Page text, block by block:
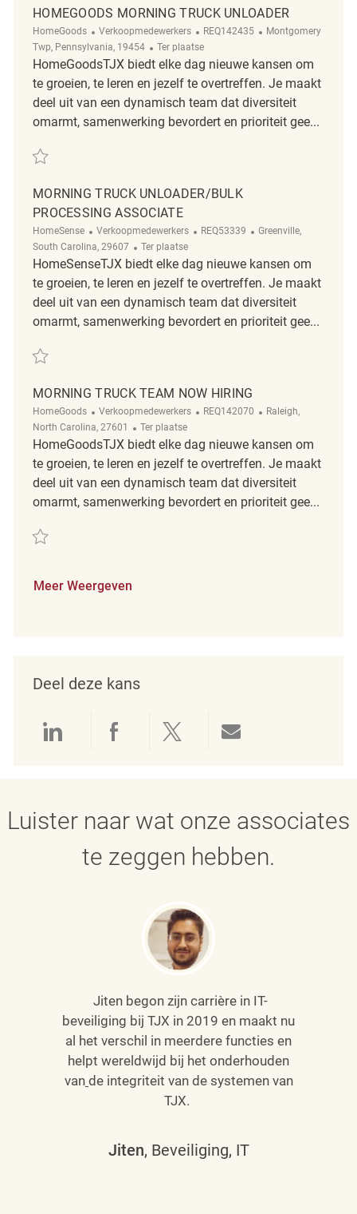
HOMEGOODS MORNING TRUCK UNLOADER
HomeGoods Categorie
Verkoopmedewerkers ReqId
REQ142435 Plaats
Montgomery
Twp, Pennsylvania, 19454
Afgelegen
Ter plaatse
HomeGoodsTJX biedt elke dag nieuwe kansen om
te groeien, te leren en jezelf te overtreffen. Je maakt
deel uit van een dynamisch team dat diversiteit
omarmt, samenwerking bevordert en prioriteit gee...
Redden HomeGoods Morning truck unloader REQ142435
MORNING TRUCK UNLOADER/BULK
PROCESSING ASSOCIATE
HomeSense Categorie
Verkoopmedewerkers ReqId
REQ53339 Plaats
Greenville,
South Carolina, 29607
Afgelegen
Ter plaatse
HomeSenseTJX biedt elke dag nieuwe kansen om
te groeien, te leren en jezelf te overtreffen. Je maakt
deel uit van een dynamisch team dat diversiteit
omarmt, samenwerking bevordert en prioriteit gee...
Redden Morning Truck Unloader/Bulk Processing Associate REQ53339
MORNING TRUCK TEAM NOW HIRING
HomeGoods Categorie
Verkoopmedewerkers ReqId
REQ142070 Plaats
Raleigh,
North Carolina, 27601
Afgelegen
Ter plaatse
HomeGoodsTJX biedt elke dag nieuwe kansen om
te groeien, te leren en jezelf te overtreffen. Je maakt
deel uit van een dynamisch team dat diversiteit
omarmt, samenwerking bevordert en prioriteit gee...
Redden Morning Truck Team Now Hiring REQ142070
Meer Weergeven
Deel deze kans
Delen via LinkedIn
Delen via Facebook
Delen via twitter
Luister naar wat onze associates
te zeggen hebben.
Jiten begon zijn carrière in IT-
beveiliging bij TJX in 2019 en maakt nu
al het verschil in meerdere functies en
helpt wereldwijd bij het onderhouden
van de integriteit van de systemen van
TJX.
Jiten, Beveiliging, IT